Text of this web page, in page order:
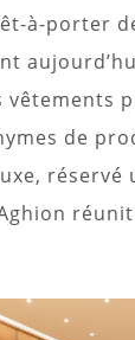
à-porter
vêtements
de
réservé